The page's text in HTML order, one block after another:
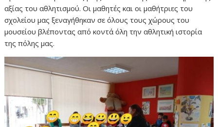
αξίας του αθλητισμού. Οι μαθητές και οι μαθήτριες του
σχολείου μας ξεναγήθηκαν σε όλους τους χώρους του
μουσείου βλέποντας από κοντά όλη την αθλητική ιστορία
της πόλης μας.